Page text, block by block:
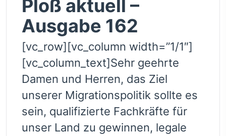
Ploß aktuell –
Ausgabe 162
[vc_row][vc_column width=”1/1″]
[vc_column_text]Sehr geehrte
Damen und Herren, das Ziel
unserer Migrationspolitik sollte es
sein, qualifizierte Fachkräfte für
unser Land zu gewinnen, legale